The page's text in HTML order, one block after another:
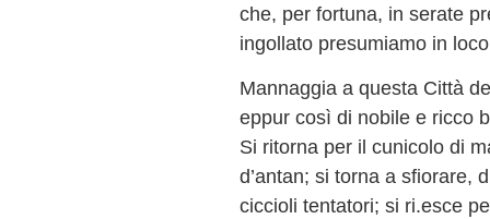
che, per fortuna, in serate
ingollato presumiamo in
Mannaggia a questa Città
eppur così di nobile e ricco
Si ritorna per il cunicolo di
d’antan; si torna a sfiorare,
ciccioli tentatori; si ri.esce